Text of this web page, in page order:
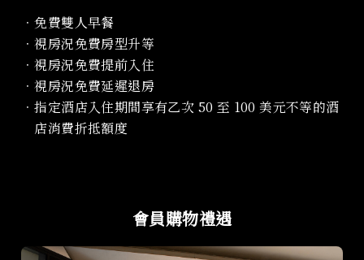
免費雙人早餐
視房況免費房型升等
視房況免費提前入住
視房況免費延遲退房
指定酒店入住期間享有乙次 50 至 100 美元不等的酒
店消費折抵額度
會員購物禮遇